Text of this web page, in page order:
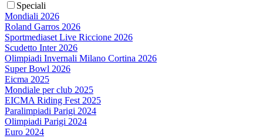
Speciali
Mondiali 2026
Roland Garros 2026
Sportmediaset Live Riccione 2026
Scudetto Inter 2026
Olimpiadi Invernali Milano Cortina 2026
Super Bowl 2026
Eicma 2025
Mondiale per club 2025
EICMA Riding Fest 2025
Paralimpiadi Parigi 2024
Olimpiadi Parigi 2024
Euro 2024